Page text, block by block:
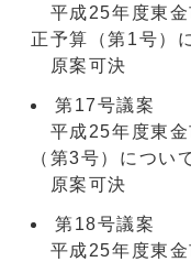
平成25年度東金
正予算（第1号）
原案可決
第17号議案
平成25年度東金
（第3号）につい
原案可決
第18号議案
平成25年度東金